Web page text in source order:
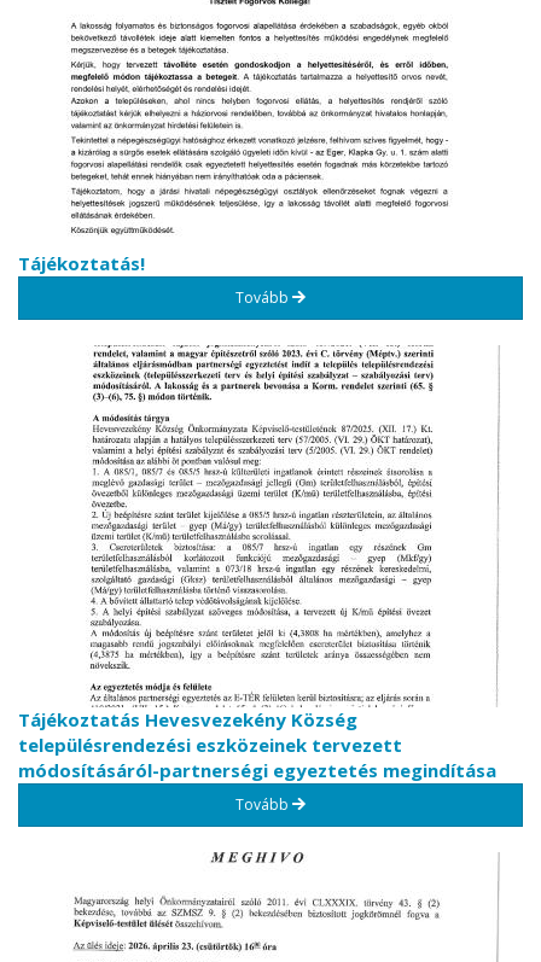
Tájékoztatás!
Tovább
Tájékoztatás Hevesvezekény Község
településrendezési eszközeinek tervezett
módosításáról-partnerségi egyeztetés megindítása
Tovább